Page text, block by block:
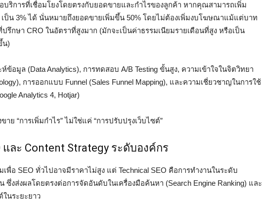
บริการที่เชื่อมโยงโดยตรงกับยอดขายและกำไรของลูกค้า หากคุณสามารถเพิ่ม
เป็น 3% ได้ นั่นหมายถึงยอดขายเพิ่มขึ้น 50% โดยไม่ต้องเพิ่มงบโฆษณาแม้แต่บาท
รึกษา CRO ในอัตราที่สูงมาก (มักจะเป็นค่าธรรมเนียมรายเดือนที่สูง หรือเป็น
น)
ห์ข้อมูล (Data Analytics), การทดสอบ A/B Testing ขั้นสูง, ความเข้าใจในจิตวิทยา
การออกแบบ Funnel (Sales Funnel Mapping), และความเชี่ยวชาญในการใช้
Analytics 4, Hotjar)
าย “การเพิ่มกำไร” ไม่ใช่แค่ “การปรับปรุงเว็บไซต์”
และ Content Strategy ระดับองค์กร
พื่อ SEO ทั่วไปอาจมีราคาไม่สูง แต่ Technical SEO คือการทำงานในระดับ
ซึ่งส่งผลโดยตรงต่อการจัดอันดับในเครื่องมือค้นหา (Search Engine Ranking) และ
ในระยะยาว